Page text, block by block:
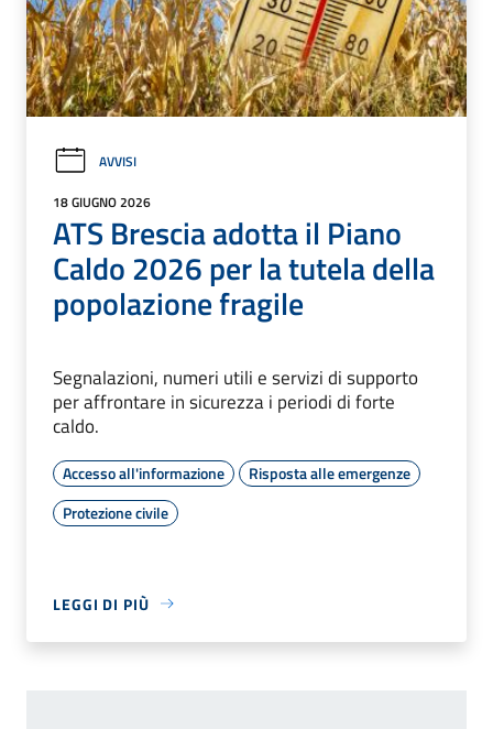
AVVISI
18 GIUGNO 2026
ATS Brescia adotta il Piano
Caldo 2026 per la tutela della
popolazione fragile
Segnalazioni, numeri utili e servizi di supporto
per affrontare in sicurezza i periodi di forte
caldo.
Accesso all'informazione
Risposta alle emergenze
Protezione civile
LEGGI DI PIÙ